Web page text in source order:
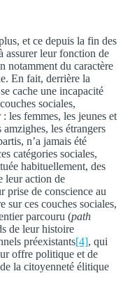
et ce depuis la fin des
assurer leur fonction de
notamment du caractère
En fait, derrière la
cache une incapacité
sociales,
les femmes, les jeunes et
les étrangers
n’a jamais été
catégories sociales,
habituellement, des
leur action de
de conscience au
sur ces couches sociales,
parcouru (path
de leur histoire
préexistants[4], qui
offre politique et de
la citoyenneté élitique